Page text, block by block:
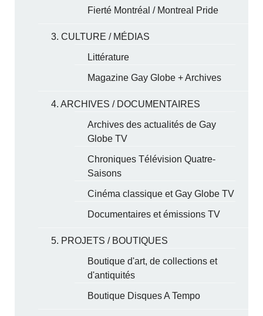
Fierté Montréal / Montreal Pride
3. CULTURE / MÉDIAS
Littérature
Magazine Gay Globe + Archives
4. ARCHIVES / DOCUMENTAIRES
Archives des actualités de Gay
Globe TV
Chroniques Télévision Quatre-
Saisons
Cinéma classique et Gay Globe TV
Documentaires et émissions TV
5. PROJETS / BOUTIQUES
Boutique d'art, de collections et
d'antiquités
Boutique Disques A Tempo